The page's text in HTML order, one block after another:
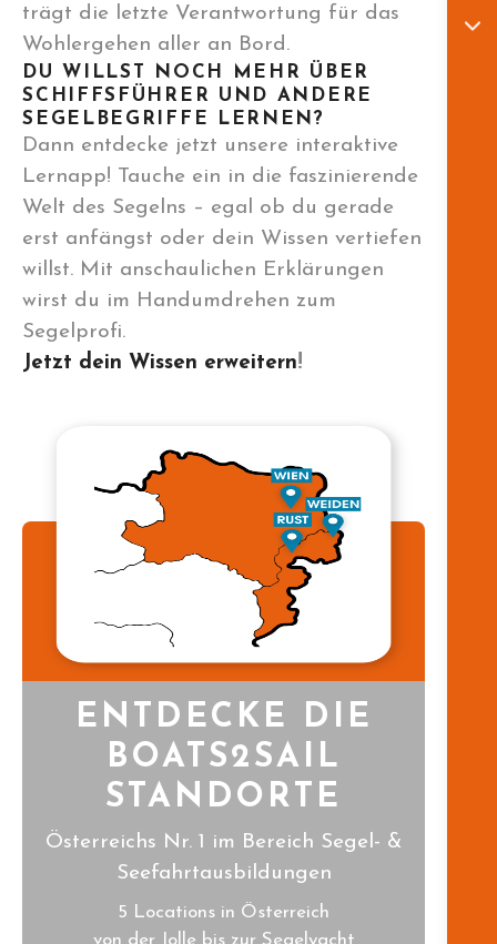
trägt die letzte Verantwortung für das
Wohlergehen aller an Bord.
DU WILLST NOCH MEHR ÜBER
SCHIFFSFÜHRER UND ANDERE
SEGELBEGRIFFE LERNEN?
Dann entdecke jetzt unsere interaktive
Lernapp! Tauche ein in die faszinierende
Welt des Segelns – egal ob du gerade
erst anfängst oder dein Wissen vertiefen
willst. Mit anschaulichen Erklärungen
wirst du im Handumdrehen zum
Segelprofi.
Jetzt dein Wissen erweitern!
ENTDECKE DIE
BOATS2SAIL
STANDORTE
Österreichs Nr. 1 im Bereich Segel- &
Seefahrtausbildungen
5 Locations in Österreich
von der Jolle bis zur Segelyacht